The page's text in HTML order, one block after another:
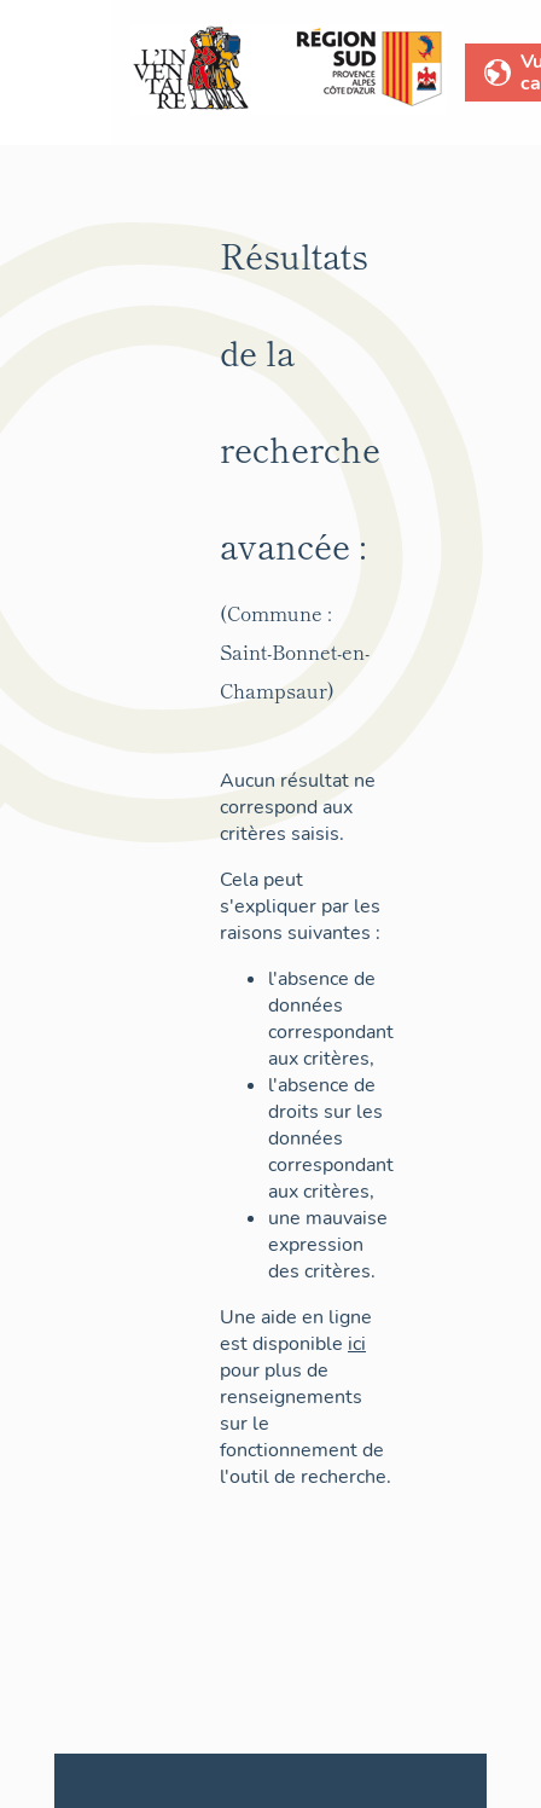
Résultats
de la
recherche
avancée :
(Commune :
Saint-Bonnet-en-
Champsaur)
Aucun résultat ne
correspond aux
critères saisis.
Cela peut
s'expliquer par les
raisons suivantes :
l'absence de
données
correspondant
aux critères,
l'absence de
droits sur les
données
correspondant
aux critères,
une mauvaise
expression
des critères.
Une aide en ligne
est disponible ici
pour plus de
renseignements
sur le
fonctionnement de
l'outil de recherche.